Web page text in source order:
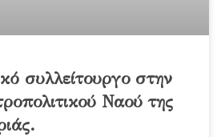
συλλείτουργο στην
Ναού της